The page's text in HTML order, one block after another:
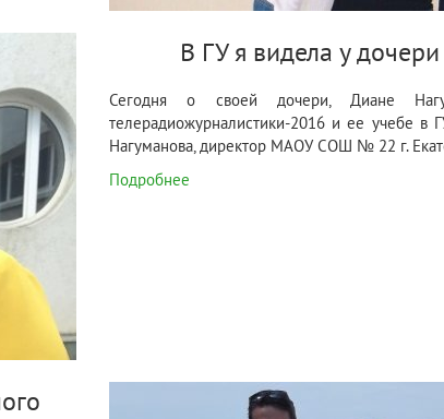
В ГУ я видела у
Сегодня о своей дочери, Диане
телерадиожурналистики-2016 и ее учебе в
Нагуманова, директор МАОУ СОШ № 22 г.
Подробнее